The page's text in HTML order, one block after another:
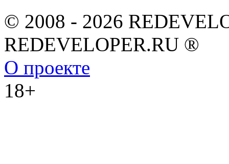
© 2008 - 2026
REDEVELOPER.RU ®
О проекте
18+